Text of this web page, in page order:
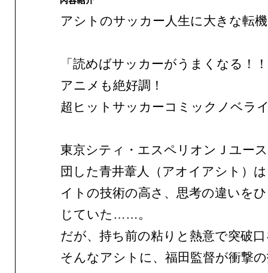
アシトのサッカー人生に大きな転
「読めばサッカーがうまくなる！
アニメも絶好調！
超ヒットサッカーコミックノベラ
東京シティ・エスペリオンＪユー
団した青井葦人（アオイアシト）
イトの技術の高さ、思考の違いを
じていた……。
だが、持ち前の粘りと熱意で突破
そんなアシトに、福田監督が衝撃